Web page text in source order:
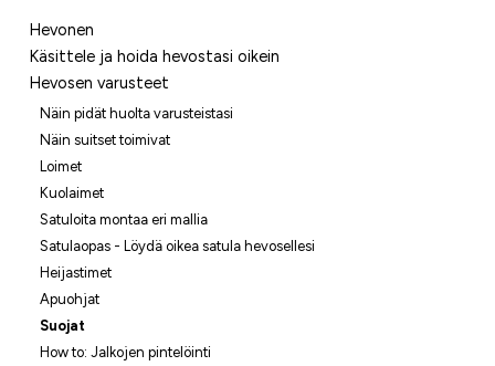
Hevonen
Käsittele ja hoida hevostasi oikein
Hevosen varusteet
Näin pidät huolta varusteistasi
Näin suitset toimivat
Loimet
Kuolaimet
Satuloita montaa eri mallia
Satulaopas - Löydä oikea satula hevosellesi
Heijastimet
Apuohjat
Suojat
How to: Jalkojen pintelöinti